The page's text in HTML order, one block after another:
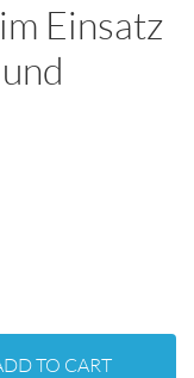
Einsatz
TO CART